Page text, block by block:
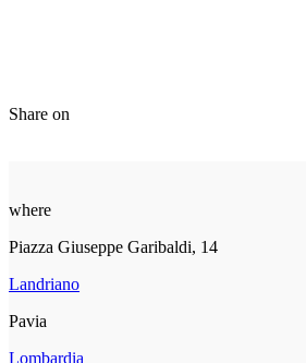
Share on
where
Piazza Giuseppe Garibaldi, 14
Landriano
Pavia
Lombardia